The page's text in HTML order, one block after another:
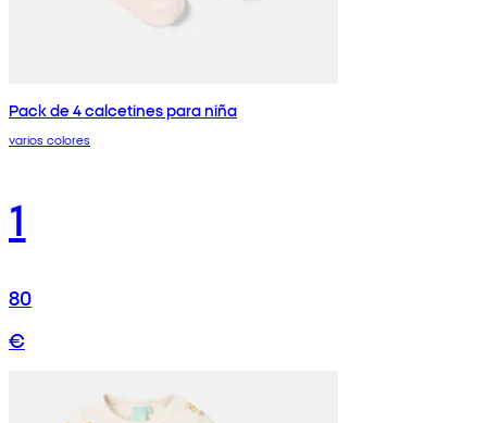
Pack de 4 calcetines para niña
varios colores
1
80
€